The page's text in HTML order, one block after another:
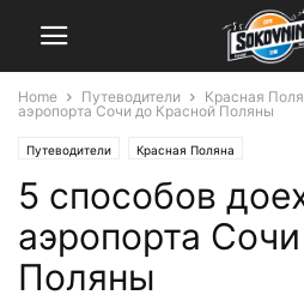
Home Путеводители Красная
аэропорта Сочи до Красной Поляны
Путеводители Красная Поляна
5 способов
аэропорта
Поляны